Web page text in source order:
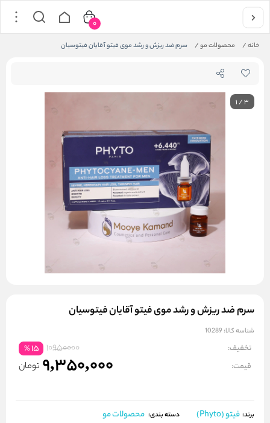
خانه/ محصولات مو/ سرم ضد ریزش و رشد موی فیتو آقایان فیتوسیان
0
1/3
سرم ضد ریزش و رشد موی فیتو آقایان فیتوسیان
شناسه کالا: 10289
تخفیف: 10950000
15
%
قیمت: 9,350,000 تومان
برند: فیتو (Phyto) دسته بندی: محصولات مو